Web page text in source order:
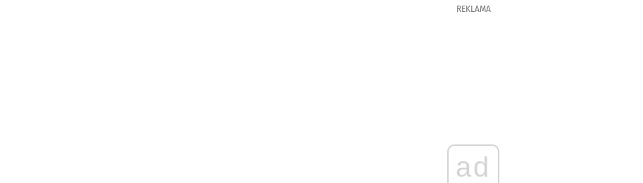
REKLAMA
ad